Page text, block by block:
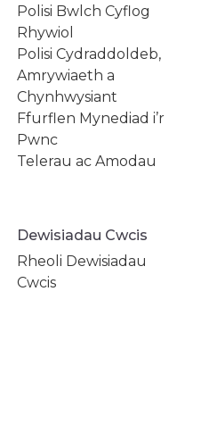
Polisi Bwlch Cyflog
Rhywiol
Polisi Cydraddoldeb,
Amrywiaeth a
Chynhwysiant
Ffurflen Mynediad i’r
Pwnc
Telerau ac Amodau
Dewisiadau Cwcis
Rheoli Dewisiadau
Cwcis